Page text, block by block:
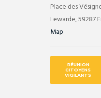
Place des
Lewarde,59287
Map
RÉUNION
CITOYENS
VIGILANTS